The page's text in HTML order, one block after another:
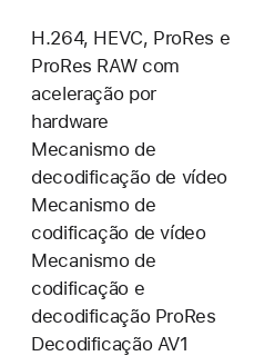
H.264, HEVC, ProRes e
ProRes RAW com
aceleração por
hardware
Mecanismo de
decodificação de vídeo
Mecanismo de
codificação de vídeo
Mecanismo de
codificação e
decodificação ProRes
Decodificação AV1